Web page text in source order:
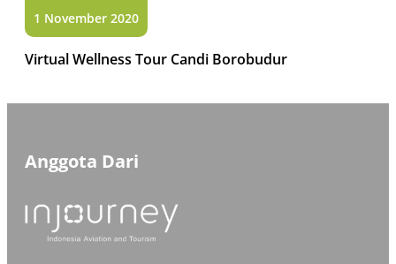
1 November 2020
Virtual Wellness Tour Candi Borobudur
Anggota Dari